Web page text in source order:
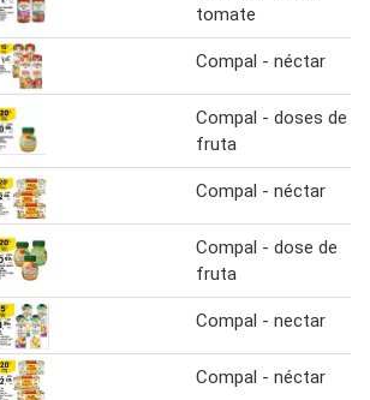
tomate
Compal - néctar
Compal - doses de
fruta
Compal - néctar
Compal - dose de
fruta
Compal - nectar
Compal - néctar